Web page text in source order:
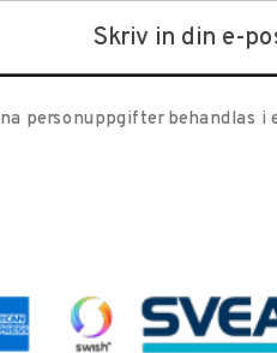
personuppgifter behandlas i